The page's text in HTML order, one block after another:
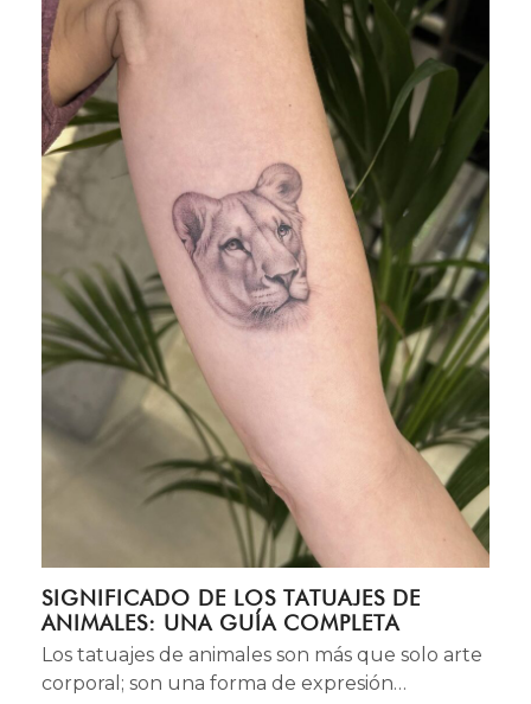
SIGNIFICADO DE LOS TATUAJES DE
ANIMALES: UNA GUÍA COMPLETA
Los tatuajes de animales son más que solo arte
corporal; son una forma de expresión…